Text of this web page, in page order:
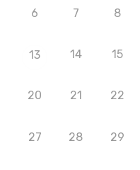
6 7 8
13 14 15
20 21 22
27 28 29